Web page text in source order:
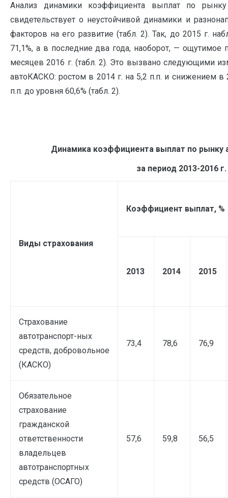
Анализ динамики коэффициента выплат по
свидетельствует о неустойчивой динамики и
факторов на его развитие (табл. 2). Так, до 2015 г.
71,1%, а в последние два года, наоборот, — ощутимое
месяцев 2016 г. (табл. 2). Это вызвано следующими
автоКАСКО: ростом в 2014 г. на 5,2 п.п. и снижением в
п.п. до уровня 60,6% (табл. 2).
Динамика коэффициента выплат по рынку
за период 2013-2016 г.
Виды страхования
Коэффициент выплат, %
2013 2014 2015
Страхование
автотранспорт-ных
средств, добровольное
(КАСКО)
73,4 78,6 76,9
Обязательное
страхование
гражданской
ответственности
владельцев
автотранспортных
средств (ОСАГО)
57,6 59,8 56,5